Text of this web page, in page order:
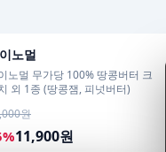
노멀
노멀 무가당 100% 땅콩버터 크
외 1종 (땅콩잼, 피넛버터)
원
11,900원